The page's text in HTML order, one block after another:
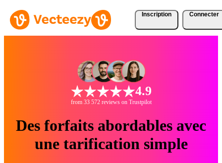
Inscription Connecter
4.9
from 33 572 reviews on Trustpilot
Des forfaits abordables avec
une tarification simple